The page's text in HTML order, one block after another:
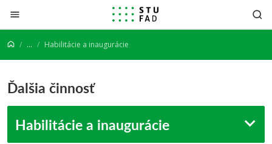
Prejsť na obsah
... Habilitácie a inaugurácie
Ďalšia činnosť
Habilitácie a inaugurácie